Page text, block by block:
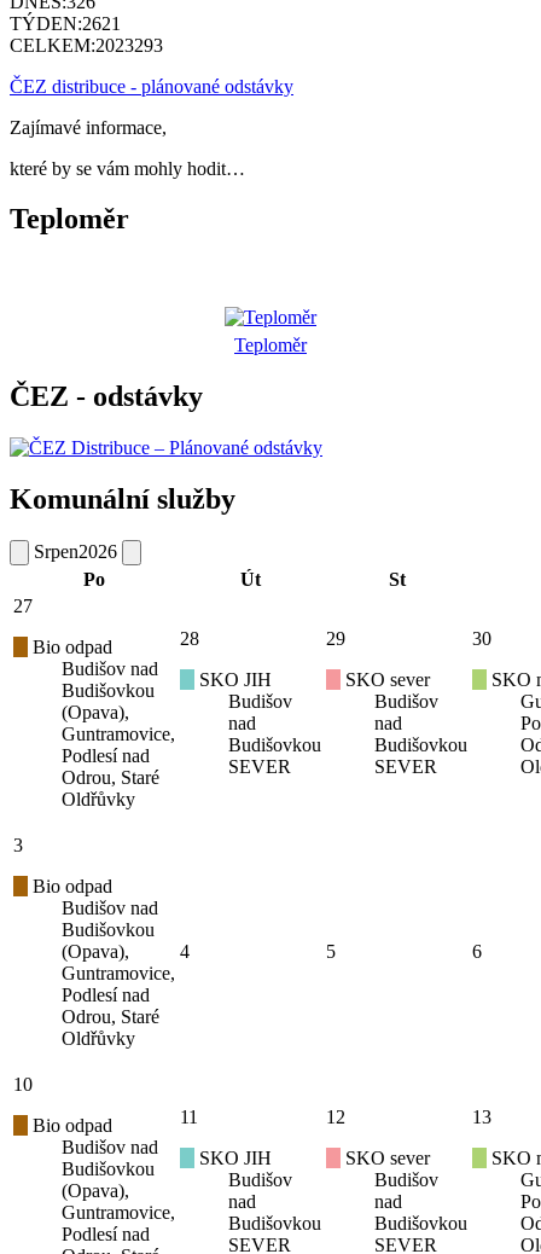
TÝDEN:2621
CELKEM:2023293
ČEZ distribuce - plánované odstávky
Zajímavé informace,
které by se vám mohly hodit…
Teploměr
Teploměr
ČEZ - odstávky
Komunální služby
Srpen2026
Po
Út
St
27
Bio odpad
Budišov nad
Budišovkou
(Opava),
Guntramovice,
Podlesí nad
Odrou, Staré
Oldřůvky
28
SKO JIH
Budišov
nad
Budišovkou
SEVER
29
SKO sever
Budišov
nad
Budišovkou
SEVER
30
SKO
3
Bio odpad
Budišov nad
Budišovkou
(Opava),
Guntramovice,
Podlesí nad
Odrou, Staré
Oldřůvky
4 5 6
10
Bio odpad
Budišov nad
Budišovkou
(Opava),
Guntramovice,
Podlesí nad
11
SKO JIH
Budišov
nad
Budišovkou
SEVER
12
SKO sever
Budišov
nad
Budišovkou
SEVER
13
SKO